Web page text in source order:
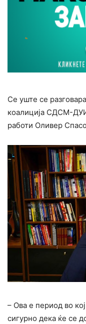
Се уште се
коалиција СДСМ-
работи Оливер
– Ова е период во
сигурно дека ќе се